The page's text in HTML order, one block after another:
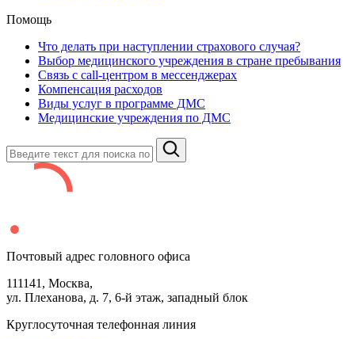
Помощь
Что делать при наступлении страхового случая?
Выбор медицинского учреждения в стране пребывания
Связь с сall-центром в мессенджерах
Компенсация расходов
Виды услуг в программе ДМС
Медицинские учреждения по ДМС
Почтовый адрес головного офиса
111141 , Москва,
ул. Плеханова, д. 7, 6-й этаж, западный блок
Круглосуточная телефонная линия